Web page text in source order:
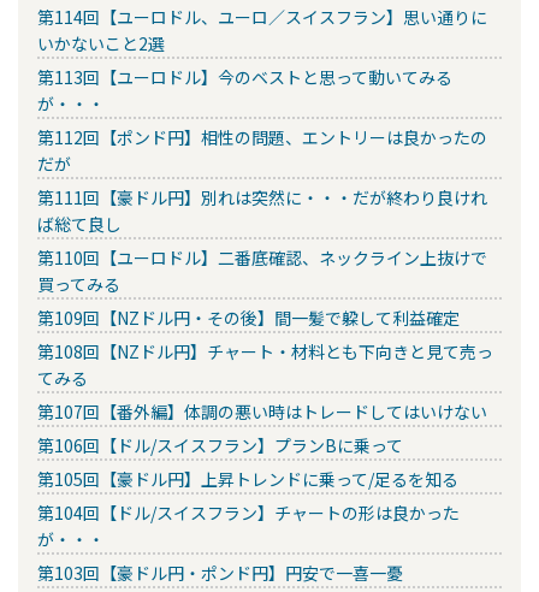
第114回【ユーロドル、ユーロ／スイスフラン】思い通りに
いかないこと2選
第113回【ユーロドル】今のベストと思って動いてみる
が・・・
第112回【ポンド円】相性の問題、エントリーは良かったの
だが
第111回【豪ドル円】別れは突然に・・・だが終わり良けれ
ば総て良し
第110回【ユーロドル】二番底確認、ネックライン上抜けで
買ってみる
第109回【NZドル円・その後】間一髪で躱して利益確定
第108回【NZドル円】チャート・材料とも下向きと見て売っ
てみる
第107回【番外編】体調の悪い時はトレードしてはいけない
第106回【ドル/スイスフラン】プランBに乗って
第105回【豪ドル円】上昇トレンドに乗って/足るを知る
第104回【ドル/スイスフラン】チャートの形は良かった
が・・・
第103回【豪ドル円・ポンド円】円安で一喜一憂